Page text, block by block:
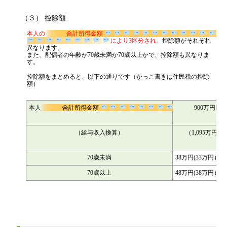
本人の
合計所得金額
れぞれ異なります。
また、配偶者の年齢が70歳未満か70歳以上かで、控除額も異なりま
控除額をまとめると、以下の通りです（かっこ書きは住民税の控除
70歳未満 38万円(33万円）
70歳以上 48万円(38万円）